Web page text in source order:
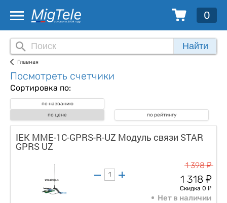
0
Найти
Главная
Посмотреть счетчики
Сортировка по:
по названию
по цене
по рейтингу
IEK MME-1C-GPRS-R-UZ Модуль связи STAR
GPRS UZ
1 398у
1 318 у
Скидка 0 у
Нет в наличии